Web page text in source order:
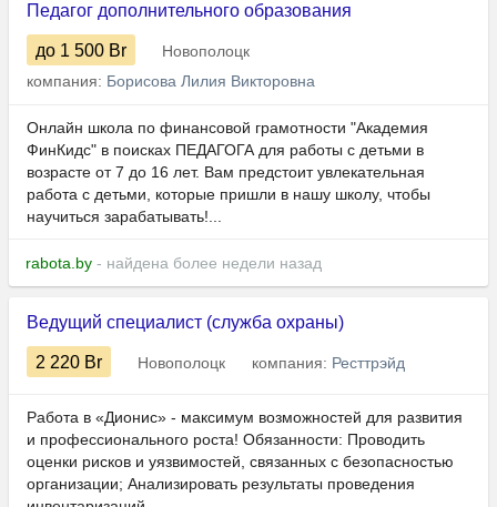
Педагог дополнительного образования
до 1 500 Br
Новополоцк
компания: Борисова Лилия Викторовна
Онлайн школа по финансовой грамотности "Академия
ФинКидс" в поисках ПЕДАГОГА для работы с детьми в
возрасте от 7 до 16 лет. Вам предстоит увлекательная
работа с детьми, которые пришли в нашу школу, чтобы
научиться зарабатывать!...
rabota.by - найдена более недели назад
Ведущий специалист (служба охраны)
2 220 Br Новополоцк компания: Ресттрэйд
Работа в «Дионис» - максимум возможностей для развития
и профессионального роста! Обязанности: Проводить
оценки рисков и уязвимостей, связанных с безопасностью
организации; Анализировать результаты проведения